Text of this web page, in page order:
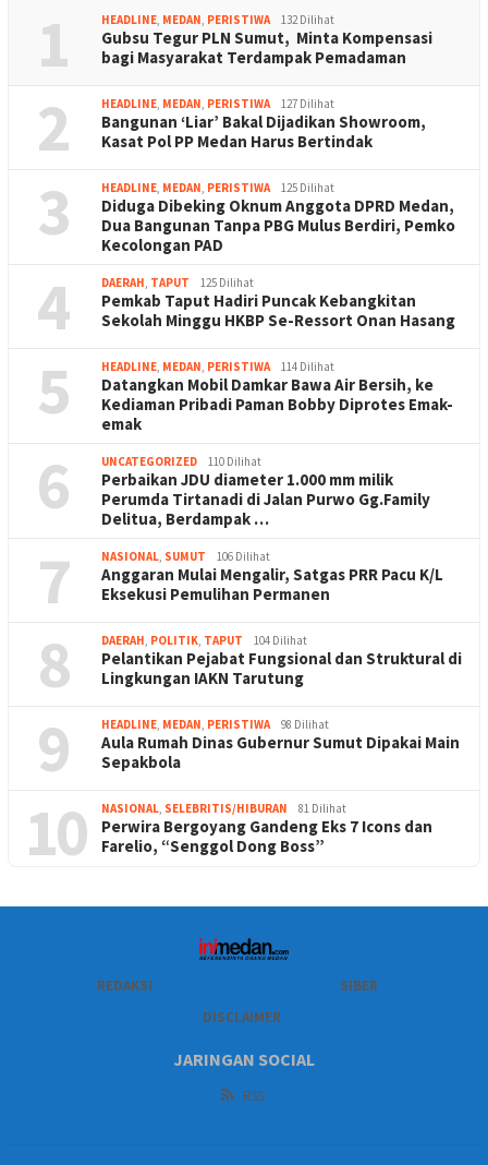
1 HEADLINE, MEDAN, PERISTIWA 132 Dilihat
Gubsu Tegur PLN Sumut, Minta Kompensasi
bagi Masyarakat Terdampak Pemadaman
2 HEADLINE, MEDAN, PERISTIWA 127 Dilihat
Bangunan ‘Liar’ Bakal Dijadikan Showroom,
Kasat Pol PP Medan Harus Bertindak
3 HEADLINE, MEDAN, PERISTIWA 125 Dilihat
Diduga Dibeking Oknum Anggota DPRD Medan,
Dua Bangunan Tanpa PBG Mulus Berdiri, Pemko
Kecolongan PAD
4 DAERAH, TAPUT 125 Dilihat
Pemkab Taput Hadiri Puncak Kebangkitan
Sekolah Minggu HKBP Se-Ressort Onan Hasang
5 HEADLINE, MEDAN, PERISTIWA 114 Dilihat
Datangkan Mobil Damkar Bawa Air Bersih, ke
Kediaman Pribadi Paman Bobby Diprotes Emak-
emak
6 UNCATEGORIZED 110 Dilihat
Perbaikan JDU diameter 1.000 mm milik
Perumda Tirtanadi di Jalan Purwo Gg.Family
Delitua, Berdampak …
7 NASIONAL, SUMUT 106 Dilihat
Anggaran Mulai Mengalir, Satgas PRR Pacu K/L
Eksekusi Pemulihan Permanen
8 DAERAH, POLITIK, TAPUT 104 Dilihat
Pelantikan Pejabat Fungsional dan Struktural di
Lingkungan IAKN Tarutung
9 HEADLINE, MEDAN, PERISTIWA 98 Dilihat
Aula Rumah Dinas Gubernur Sumut Dipakai Main
Sepakbola
10 NASIONAL, SELEBRITIS/HIBURAN 81 Dilihat
Perwira Bergoyang Gandeng Eks 7 Icons dan
Farelio, “Senggol Dong Boss”
REDAKSI
SIBER
DISCLAIMER
JARINGAN SOCIAL
RSS